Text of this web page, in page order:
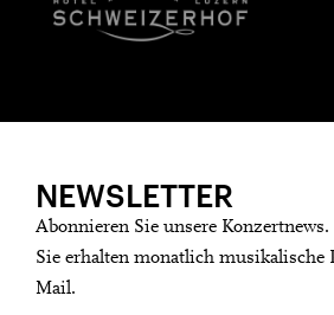
NEWSLETTER
Abonnieren Sie unsere Konzertnews.
Sie erhalten monatlich musikalische
Mail.